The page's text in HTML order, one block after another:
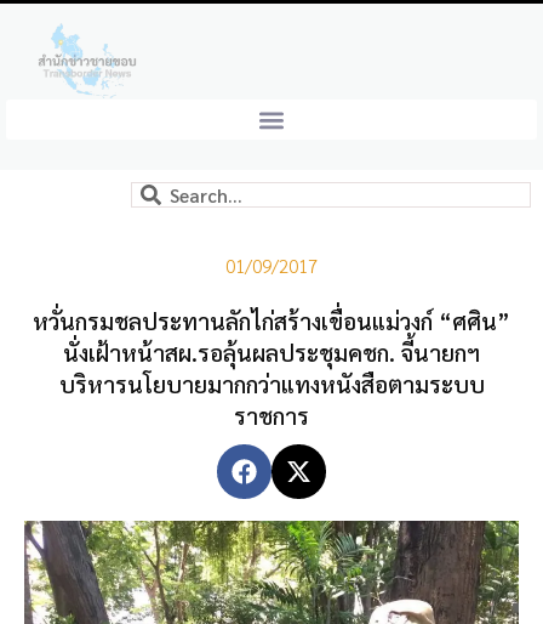
01/09/2017
หวั่นกรมชลประทานลักไก่สร้างเขื่อนแม่วงก์ “ศศิน”
นั่งเฝ้าหน้าสผ.รอลุ้นผลประชุมคชก. จี้นายกฯ
บริหารนโยบายมากกว่าแทงหนังสือตามระบบ
ราชการ